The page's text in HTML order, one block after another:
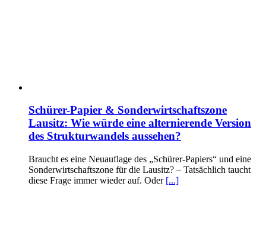
Schürer-Papier & Sonderwirtschaftszone
Lausitz: Wie würde eine alternierende Version
des Strukturwandels aussehen?
Braucht es eine Neuauflage des „Schürer-Papiers“ und eine
Sonderwirtschaftszone für die Lausitz? – Tatsächlich taucht
diese Frage immer wieder auf. Oder [...]